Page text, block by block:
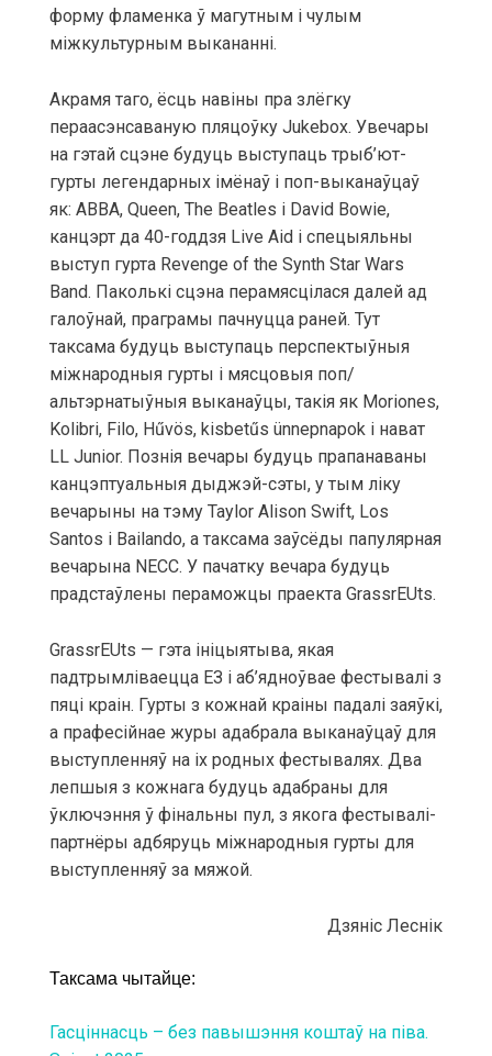
форму фламенка ў магутным і чулым
міжкультурным выкананні.
Акрамя таго, ёсць навіны пра злёгку
пераасэнсаваную пляцоўку Jukebox. Увечары
на гэтай сцэне будуць выступаць трыб’ют-
гурты легендарных імёнаў і поп-выканаўцаў
як: ABBA, Queen, The Beatles і David Bowie,
канцэрт да 40-годдзя Live Aid і спецыяльны
выступ гурта Revenge of the Synth Star Wars
Band. Паколькі сцэна перамясцілася далей ад
галоўнай, праграмы пачнуцца раней. Тут
таксама будуць выступаць перспектыўныя
міжнародныя гурты і мясцовыя поп/
альтэрнатыўныя выканаўцы, такія як Moriones,
Kolibri, Filo, Hűvös, kisbetűs ünnepnapok і нават
LL Junior. Познія вечары будуць прапанаваны
канцэптуальныя дыджэй-сэты, у тым ліку
вечарыны на тэму Taylor Alison Swift, Los
Santos і Bailando, а таксама заўсёды папулярная
вечарына NECC. У пачатку вечара будуць
прадстаўлены пераможцы праекта GrassrEUts.
GrassrEUts — гэта ініцыятыва, якая
падтрымліваецца ЕЗ і аб’ядноўвае фестывалі з
пяці краін. Гурты з кожнай краіны падалі заяўкі,
а прафесійнае журы адабрала выканаўцаў для
выступленняў на іх родных фестывалях. Два
лепшыя з кожнага будуць адабраны для
ўключэння ў фінальны пул, з якога фестывалі-
партнёры адбяруць міжнародныя гурты для
выступленняў за мяжой.
Дзянic Леснiк
Таксама чытайце:
Гасціннасць – без павышэння коштаў на піва.